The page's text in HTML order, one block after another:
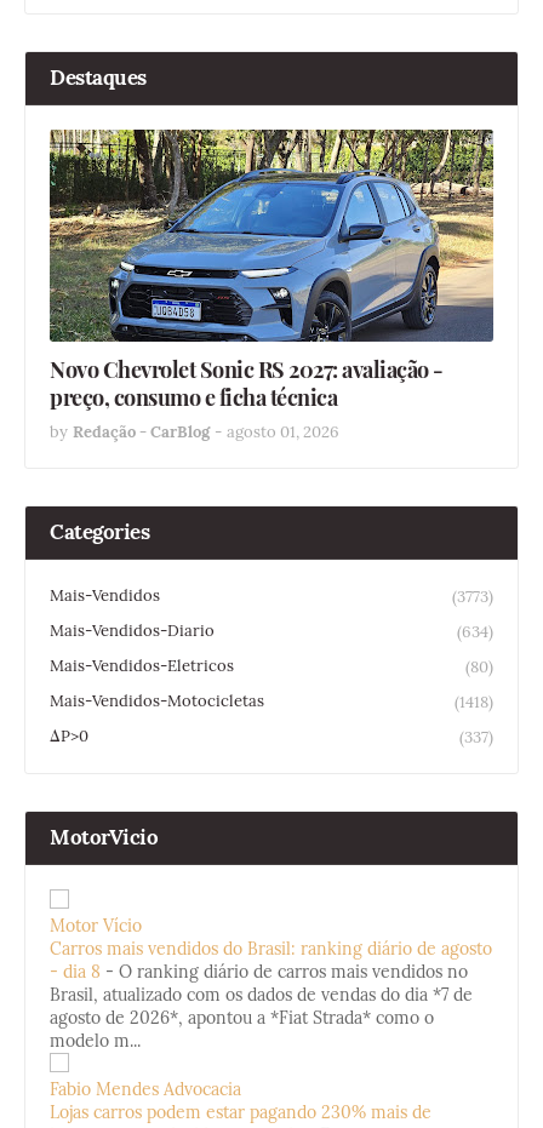
Destaques
Novo Chevrolet Sonic RS 2027: avaliação -
preço, consumo e ficha técnica
by Redação - CarBlog - agosto 01, 2026
Categories
Mais-Vendidos
(3773)
Mais-Vendidos-Diario
(634)
Mais-Vendidos-Eletricos
(80)
Mais-Vendidos-Motocicletas
(1418)
ΔP>0
(337)
MotorVicio
Motor Vício
Carros mais vendidos do Brasil: ranking diário de agosto
- dia 8 - O ranking diário de carros mais vendidos no
Brasil, atualizado com os dados de vendas do dia *7 de
agosto de 2026*, apontou a *Fiat Strada* como o
modelo m...
Fabio Mendes Advocacia
Lojas carros podem estar pagando 230% mais de